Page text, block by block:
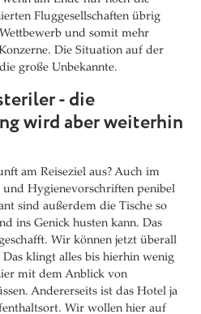
Fluggesellschaften übrig
und somit mehr
Die Situation auf der
große Unbekannte.
- die
wird aber weiterhin
am Reiseziel aus? Auch im
Hygienevorschriften penibel
sind außerdem die Tische so
ins Genick husten kann. Das
Wir können jetzt überall
klingt alles bis hierhin wenig
mit dem Anblick von
Andererseits ist das Hotel ja
Wir wollen hier auf